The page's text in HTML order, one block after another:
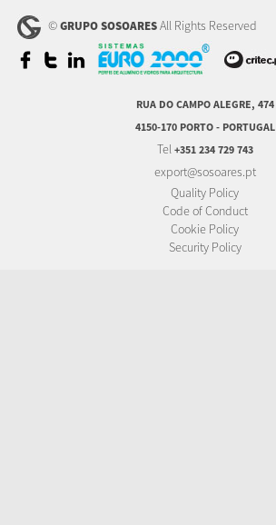
©GRUPO SOSOARESAll Rights Reserved
RUA DO CAMPO ALEGRE, 474
4150-170 PORTO - PORTUGAL
Tel +351 234 729 743
export@sosoares.pt
Quality Policy
Code of Conduct
Cookie Policy
Security Policy